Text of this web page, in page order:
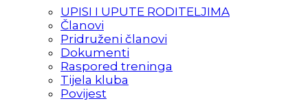
UPISI I UPUTE RODITELJIMA
Članovi
Pridruženi članovi
Dokumenti
Raspored treninga
Tijela kluba
Povijest